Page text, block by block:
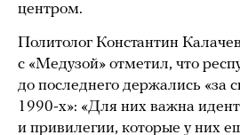
центром.
Политолог Константин
с «Медузой» отметил, что
до последнего держались «за
1990-х»: «Для них важна
и привилегии, которые у них